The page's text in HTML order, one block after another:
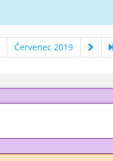
Červenec 2019